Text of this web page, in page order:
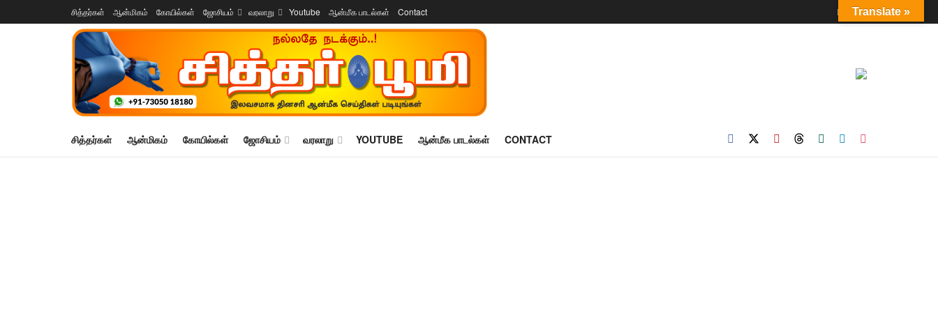
சித்தர்கள் ஆன்மிகம் கோயில்கள் ஜோசியம் வரலாறு Youtube ஆன்மீக பாடல்கள் Contact Login
சித்தர்கள் ஆன்மிகம் கோயில்கள் ஜோசியம் வரலாறு YOUTUBE ஆன்மீக பாடல்கள் CONTACT
Translate »